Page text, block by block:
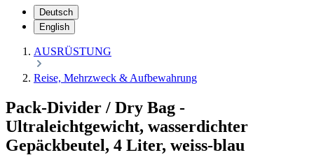
Deutsch
English
AUSRÜSTUNG
Reise, Mehrzweck & Aufbewahrung
Pack-Divider / Dry Bag -
Ultraleichtgewicht, wasserdichter
Gepäckbeutel, 4 Liter, weiss-blau